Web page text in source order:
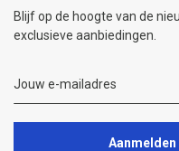
Blijf op de hoogte van de
exclusieve aanbiedingen.